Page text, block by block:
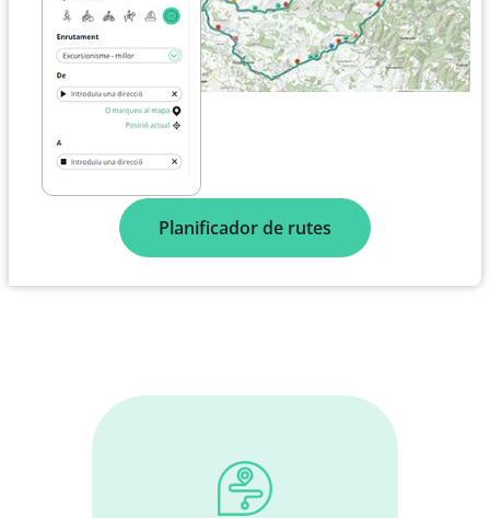
Planificador de rutes